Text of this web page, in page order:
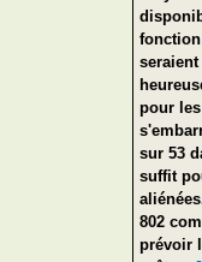
pour
sur 53
suffit
802
prévoir